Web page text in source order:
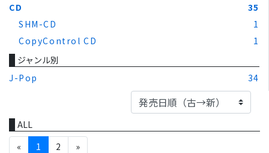
CD
35
SHM-CD
1
CopyControl CD
1
ジャンル別
J-Pop
34
ALL
«
1 2 »